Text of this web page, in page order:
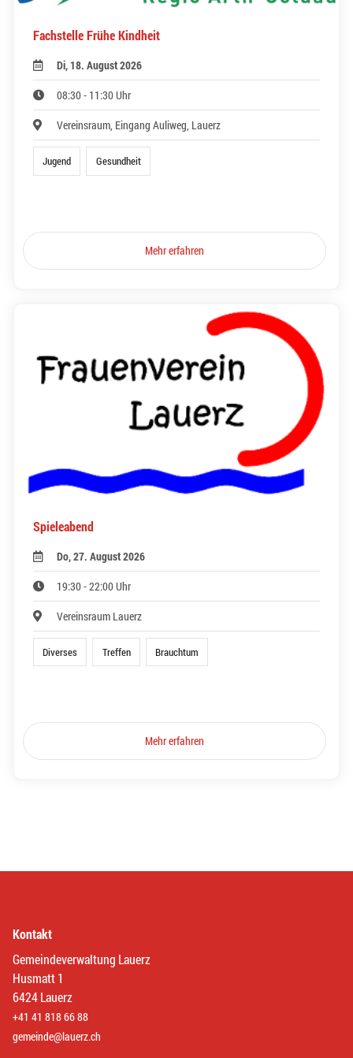
Fachstelle Frühe Kindheit
Di, 18. August 2026
08:30 - 11:30 Uhr
Vereinsraum, Eingang Auliweg, Lauerz
Jugend Gesundheit
Mehr erfahren
Spieleabend
Do, 27. August 2026
19:30 - 22:00 Uhr
Vereinsraum Lauerz
Diverses Treffen Brauchtum
Mehr erfahren
Kontakt
Gemeindeverwaltung Lauerz
Husmatt 1
6424 Lauerz
+41 41 818 66 88
gemeinde@lauerz.ch